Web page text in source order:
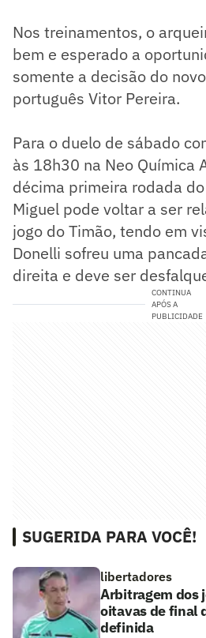
Nos treinamentos, o
bem e esperado a
somente a decisão do
português Vitor Pereira.
Para o duelo de sábado
às 18h30 na Neo Química
décima primeira rodada do
Miguel pode voltar a ser
jogo do Timão, tendo em
Donelli sofreu uma
direita e deve ser
CONTINUA
APÓS A
PUBLICIDADE
SUGERIDA PARA VOCÊ!
libertadores
Arbitragem dos
oitavas de final
definida